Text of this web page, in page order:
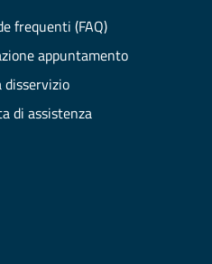
frequenti (FAQ)
appuntamento
disservizio
di assistenza